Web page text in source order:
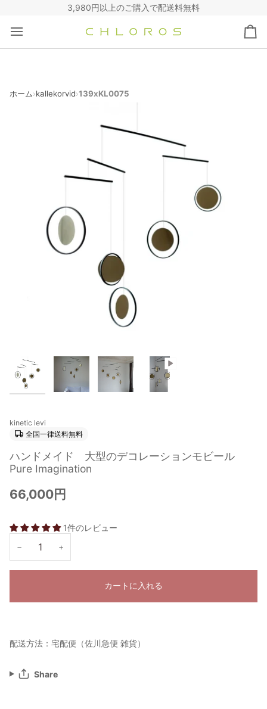
3,980円以上のご購入で配送料無料
カ
ー
ホーム›kallekorvid›139xKL0075
kinetic levi
全国一律送料無料
ハンドメイド 大型のデコレーションモビール
Pure Imagination
66,000円
1件のレビュー
−
+
カートに入れる
配送方法：宅配便（佐川急便 雑貨）
Share